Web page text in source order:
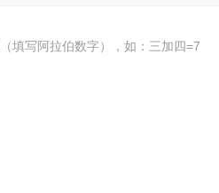
填写阿拉伯数字），如：三加四=7